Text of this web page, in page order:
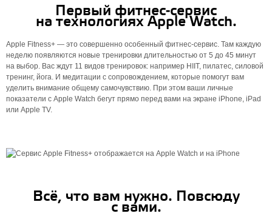
Первый фитнес‑сервис
на технологиях Apple Watch.
Apple Fitness+ — это совершенно особенный фитнес-сервис. Там каждую
неделю появляются новые тренировки длительностью от 5 до 45 минут
на выбор. Вас ждут 11 видов тренировок: например HIIT, пилатес, силовой
тренинг, йога. И медитации с сопровождением, которые помогут вам
уделить внимание общему самочувствию. При этом ваши личные
показатели с Apple Watch бегут прямо перед вами на экране iPhone, iPad
или Apple TV.
Всё, что вам нужно. Повсюду
с вами.